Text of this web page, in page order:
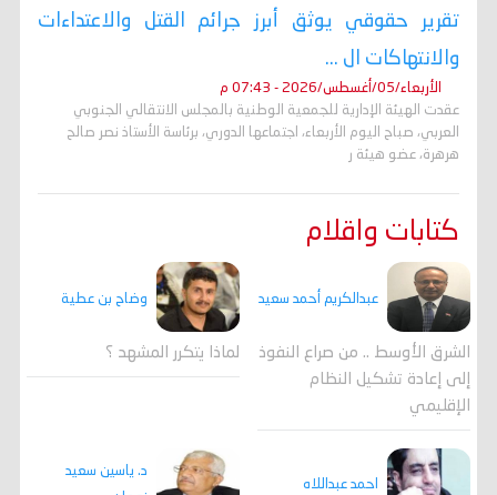
تقرير حقوقي يوثق أبرز جرائم القتل والاعتداءات
والانتهاكات ال ...
الأربعاء/05/أغسطس/2026 - 07:43 م
عقدت الهيئة الإدارية للجمعية الوطنية بالمجلس الانتقالي الجنوبي
العربي، صباح اليوم الأربعاء، اجتماعها الدوري، برئاسة الأستاذ نصر صالح
هرهرة، عضو هيئة ر
كتابات واقلام
عبدالكريم أحمد سعيد
الشرق الأوسط .. من صراع النفوذ
إلى إعادة تشكيل النظام
الإقليمي
وضاح بن عطية
لماذا يتكرر المشهد ؟
احمد عبداللاه
د. ياسين سعيد